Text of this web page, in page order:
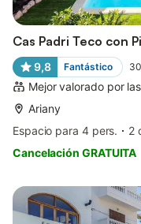
Cas Padri Teco con
9,8 Fantástico 30
Mejor valorado por
Ariany
Espacio para 4 pers.
2
Cancelación GRATUITA